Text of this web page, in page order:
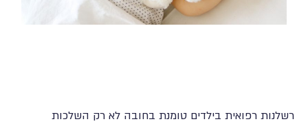
רשלנות רפואית בילדים טומנת בחובה לא רק השלכות